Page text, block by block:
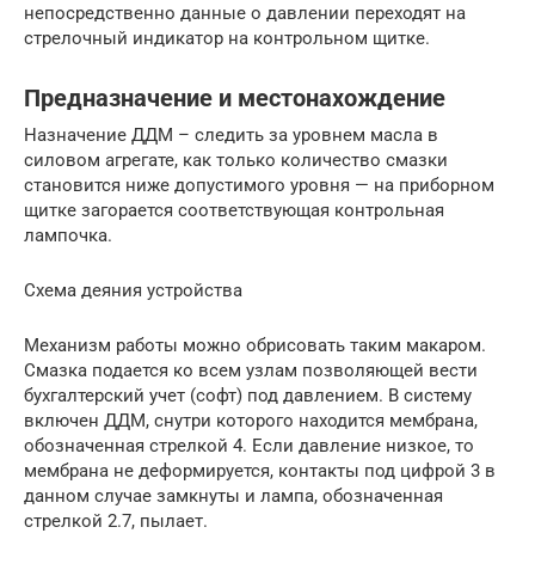
непосредственно данные о давлении переходят на
стрелочный индикатор на контрольном щитке.
Предназначение и местонахождение
Назначение ДДМ – следить за уровнем масла в
силовом агрегате, как только количество смазки
становится ниже допустимого уровня — на приборном
щитке загорается соответствующая контрольная
лампочка.
Схема деяния устройства
Механизм работы можно обрисовать таким макаром.
Смазка подается ко всем узлам позволяющей вести
бухгалтерский учет (софт) под давлением. В систему
включен ДДМ, снутри которого находится мембрана,
обозначенная стрелкой 4. Если давление низкое, то
мембрана не деформируется, контакты под цифрой 3 в
данном случае замкнуты и лампа, обозначенная
стрелкой 2.7, пылает.